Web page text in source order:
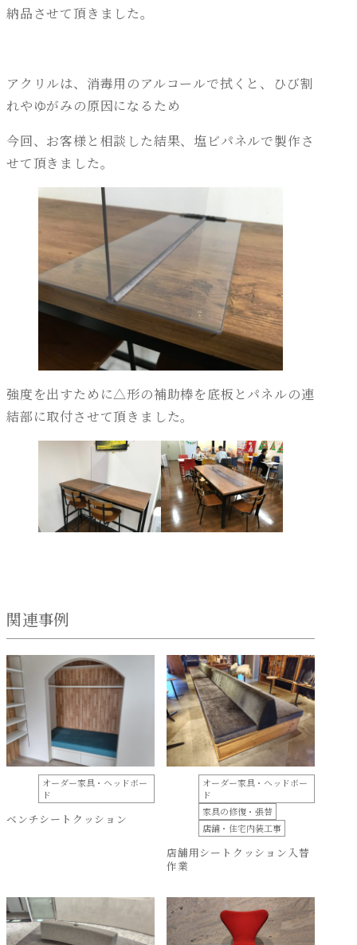
納品させて頂きました。
アクリルは、消毒用のアルコールで拭くと、ひび割
れやゆがみの原因になるため
今回、お客様と相談した結果、塩ビパネルで製作さ
せて頂きました。
強度を出すために△形の補助棒を底板とパネルの連
結部に取付させて頂きました。
関連事例
オーダー家具・ヘッドボー
ド
ベンチシートクッション
オーダー家具・ヘッドボー
ド
家具の修復・張替
店舗・住宅内装工事
店舗用シートクッション入替
作業